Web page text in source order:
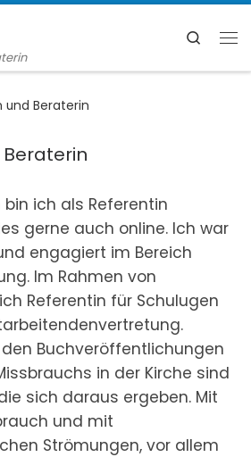
Search
und Beraterin
ich als Referentin
gerne auch online. Ich war
engagiert im Bereich
Im Rahmen von
Referentin für Schulugen
Buchveröffentlichungen
in der Kirche sind
sich daraus ergeben. Mit
und mit
Strömungen, vor allem